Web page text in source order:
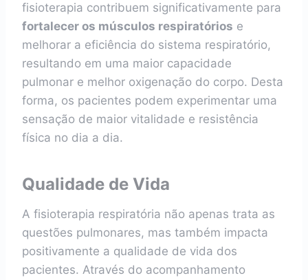
fisioterapia contribuem significativamente para
fortalecer os músculos respiratórios e
melhorar a eficiência do sistema respiratório,
resultando em uma maior capacidade
pulmonar e melhor oxigenação do corpo. Desta
forma, os pacientes podem experimentar uma
sensação de maior vitalidade e resistência
física no dia a dia.
Qualidade de Vida
A fisioterapia respiratória não apenas trata as
questões pulmonares, mas também impacta
positivamente a qualidade de vida dos
pacientes. Através do acompanhamento